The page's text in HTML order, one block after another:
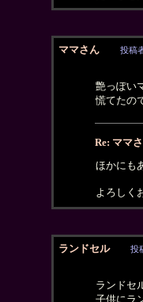
ママさん 投稿
艶っぽい
慌てたの
Re: ママ
ほかにも
よろしく
ランドセル 投
ランドセ
子供にラ